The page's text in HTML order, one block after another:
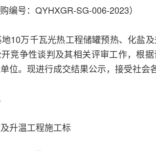
购编号：QYHXGR-SG-006-2023）
10万千瓦光热工程储罐预热、化盐
竞争性谈判及其相关评审工作，根
位。现进行成交结果公示，接受社会
升温工程施工标